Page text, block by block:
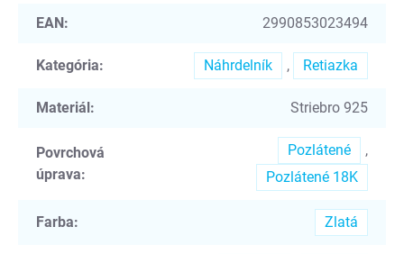
EAN: 2990853023494
Kategória: Náhrdelník , Retiazka
Materiál: Striebro 925
Povrchová
úprava:
Pozlátené
,
Pozlátené 18K
Farba: Zlatá